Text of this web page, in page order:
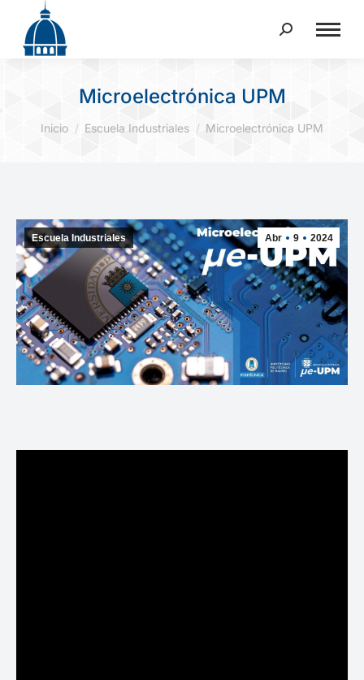
Buscar:
Microelectrónica UPM
Estás aquí:
Inicio Escuela Industriales Microelectrónica UPM
Abr 9 2024
Escuela Industriales